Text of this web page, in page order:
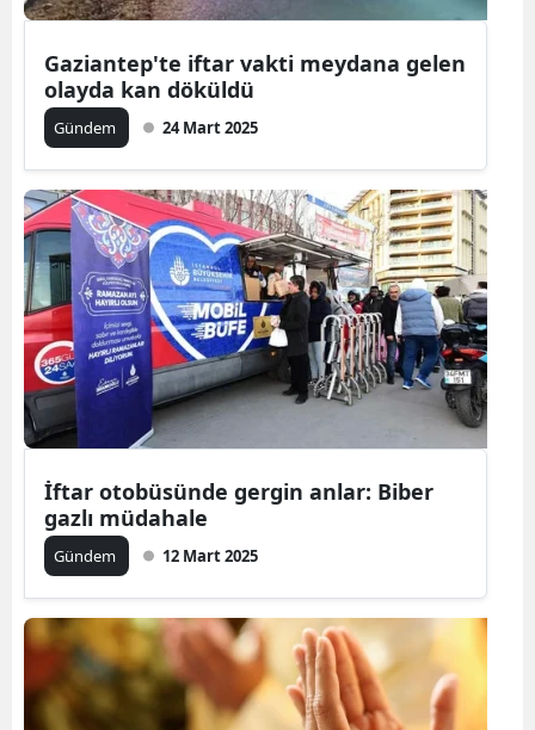
Gaziantep'te iftar vakti meydana gelen
olayda kan döküldü
Gündem 24 Mart 2025
İftar otobüsünde gergin anlar: Biber
gazlı müdahale
Gündem 12 Mart 2025